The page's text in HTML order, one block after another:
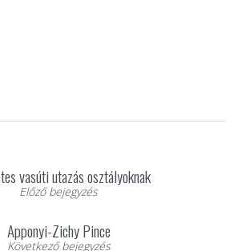
vasúti utazás osztályoknak
Előző bejegyzés
Apponyi-Zichy Pince
Következő bejegyzés